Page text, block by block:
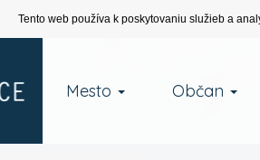
Tento web používa k poskytovaniu služieb a
Mesto Občan